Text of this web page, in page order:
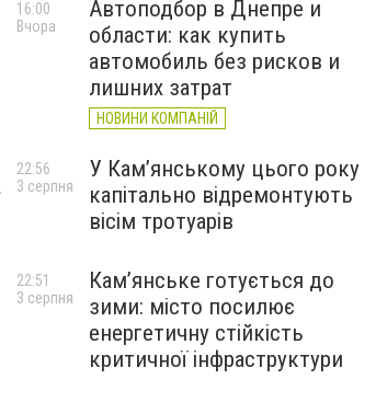
Автоподбор в Днепре и
области: как купить
автомобиль без рисков и
лишних затрат
НОВИНИ КОМПАНІЙ
16:00
Вчора
У Кам’янському цього року
капітально відремонтують
вісім тротуарів
22:56
3 серпня
Кам’янське готується до
зими: місто посилює
енергетичну стійкість
критичної інфраструктури
22:51
3 серпня